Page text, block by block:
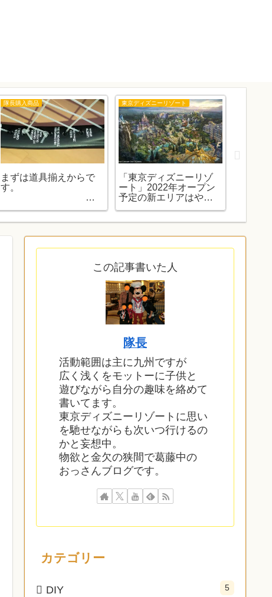
隊長購入商品
まずは道具揃えからで
す。
た。
東京ディズニーリゾート
「東京ディズニーリゾ
ート」2022年オープン
予定の新エリアはやっ
この記事書いた人
隊長
活動範囲は主に九州ですが
広く浅くをモットーに子供と
遊びながら自分の趣味を絡めて
書いてます。
東京ディズニーリゾートに思い
を馳せながらも次いつ行けるの
かと妄想中。
物欲と金欠の狭間で葛藤中の
おっさんブログです。
カテゴリー
DIY 5